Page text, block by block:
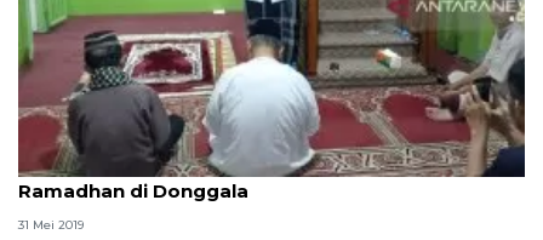
MUI Palu gelar i'tikaf dan sholat tasbih malam 27
Ramadhan di Donggala
31 Mei 2019